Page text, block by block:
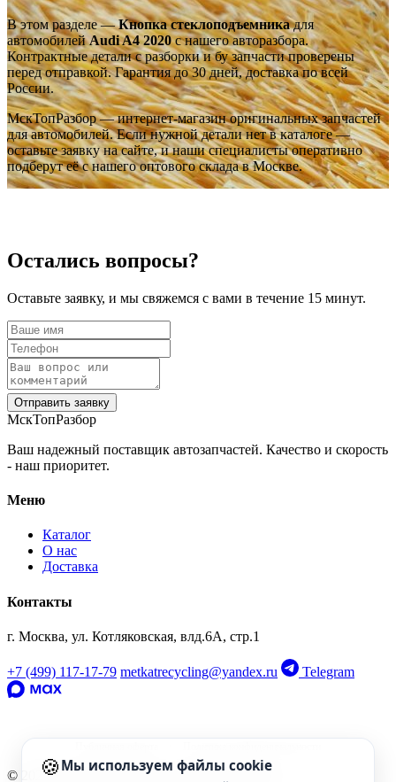
‹ ›
OEM: 4M0959855
‹ ›
В этом разделе —Кнопка стеклоподъемникадля
автомобилейAudi A4 2020с нашего авторазбора.
Контрактные детали с разборки и бу запчасти проверены
перед отправкой. Гарантия до 30 дней, доставка по всей
России.
МскТопРазбор — интернет-магазин оригинальных запчастей
для автомобилей. Если нужной детали нет в каталоге —
оставьте заявку на сайте, и наши специалисты оперативно
подберут её с нашего оптового склада в Москве.
Остались вопросы?
Оставьте заявку, и мы свяжемся с вами в течение 15 минут.
Отправить заявку
МскТопРазбор
Ваш надежный поставщик автозапчастей. Качество и скорость
- наш приоритет.
Меню
Каталог
О нас
Доставка
Контакты
г. Москва, ул. Котляковская, влд.6А, стр.1
+7 (499) 117-17-79 metkatrecycling@yandex.ru Telegram
© 2026 МскТопРазбор. Все права защищены.
🍪 Мы используем файлы cookie